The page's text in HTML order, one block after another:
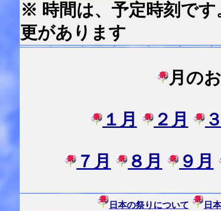
※ 時間は、予定時刻で
更があります
月の
１月 ２月
７月 ８月 ９月
日本の祭りについて 日